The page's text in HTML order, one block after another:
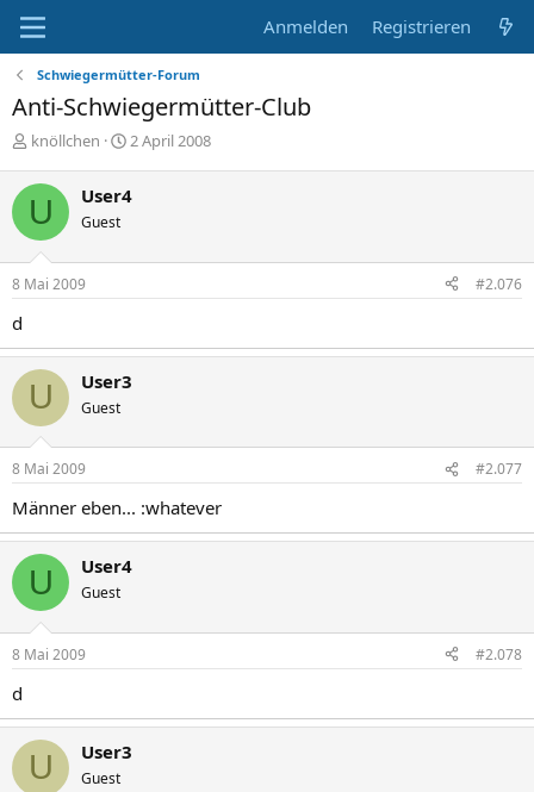
Anmelden Registrieren
Schwiegermütter-Forum
Anti-Schwiegermütter-Club
E
s
t
e
l
l
e
knöllchen
E
t
l
2 April 2008
U User4
Guest
8 Mai 2009 #2.076
d
U User3
Guest
8 Mai 2009 #2.077
Männer eben... :whatever
U User4
Guest
8 Mai 2009 #2.078
d
U User3
Guest